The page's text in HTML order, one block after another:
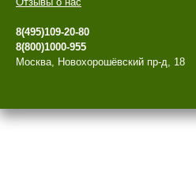
8(495)109-20-80
8(800)1000-955
Москва, Новохорошёвский пр-д, 18